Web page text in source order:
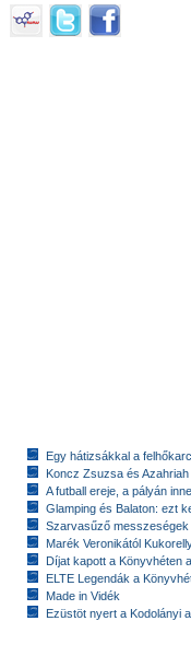
Egy hátizsákkal a
Koncz Zsuzsa és
A futball ereje, a pályán
Glamping és Balaton: ezt
Szarvasűző messzeségek
Marék Veronikától
Díjat kapott a Könyvhéten
ELTE Legendák a
Made in Vidék
Ezüstöt nyert a Kodolányi